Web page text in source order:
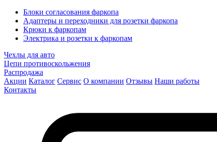
Блоки согласования фаркопа
Адаптеры и переходники для розетки фаркопа
Крюки к фаркопам
Электрика и розетки к фаркопам
Чехлы для авто
Цепи противоскольжения
Распродажа
Акции Каталог Сервис О компании Отзывы Наши работы
Контакты